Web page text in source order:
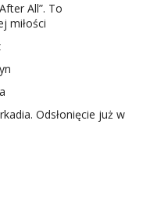
All”. To
miłości
Odsłonięcie już w